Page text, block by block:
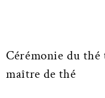
Cérémonie du
maître de thé